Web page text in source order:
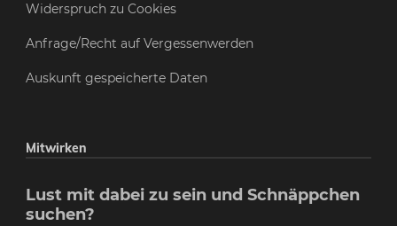
Widerspruch zu Cookies
Anfrage/Recht auf Vergessenwerden
Auskunft gespeicherte Daten
Mitwirken
Lust mit dabei zu sein und Schnäppchen
suchen?